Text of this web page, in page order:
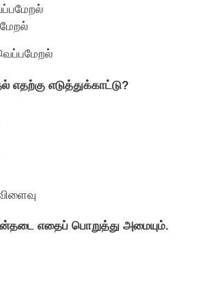
எதற்கு எடுத்துக்காட்டு?
எதைப் பொறுத்து அமையும்.